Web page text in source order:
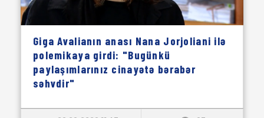
Giga Avalianın anası Nana Jorjoliani ilə
polemikaya girdi: "Bugünkü
paylaşımlarınız cinayətə bərabər
səhvdir"